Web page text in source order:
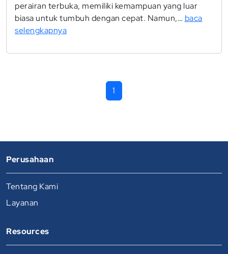
perairan terbuka, memiliki kemampuan yang luar
biasa untuk tumbuh dengan cepat. Namun,… baca
selengkapnya
1
Perusahaan
Tentang Kami
Layanan
Resources